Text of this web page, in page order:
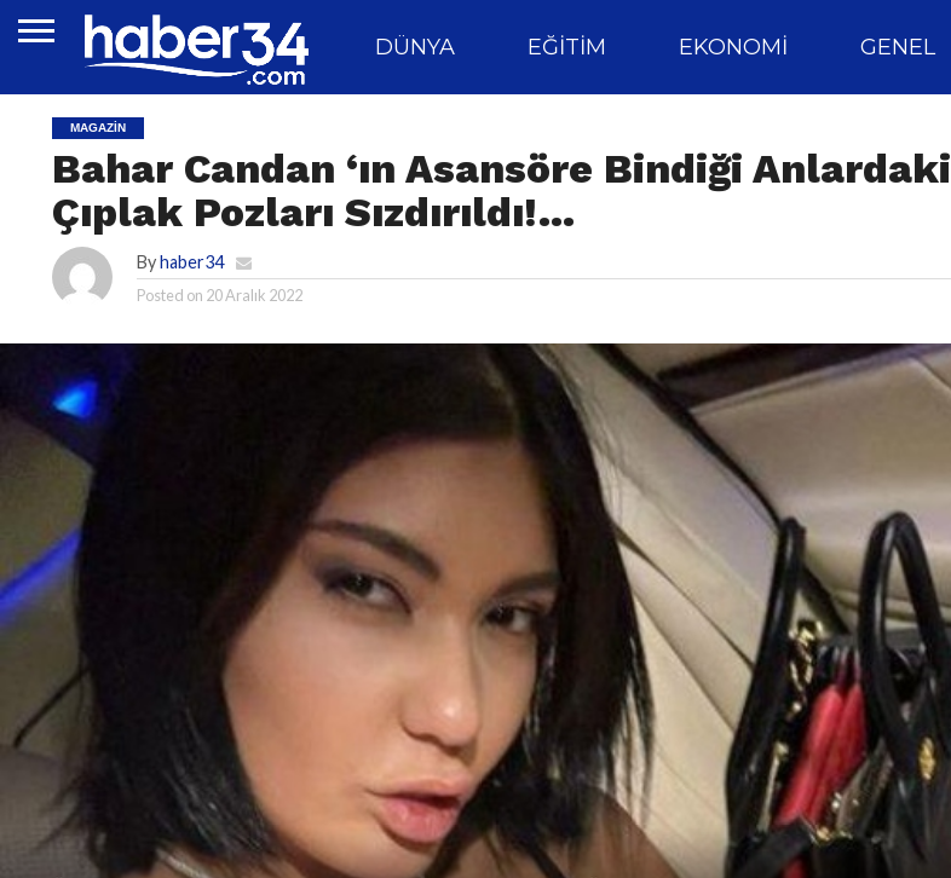
DÜNYA EĞITIM EKONOMI GENEL
MAGAZIN
Bahar Candan ‘ın Asansöre Bindiği Anlardaki
Çıplak Pozları Sızdırıldı!…
Byhaber34
Posted on 20 Aralık 2022